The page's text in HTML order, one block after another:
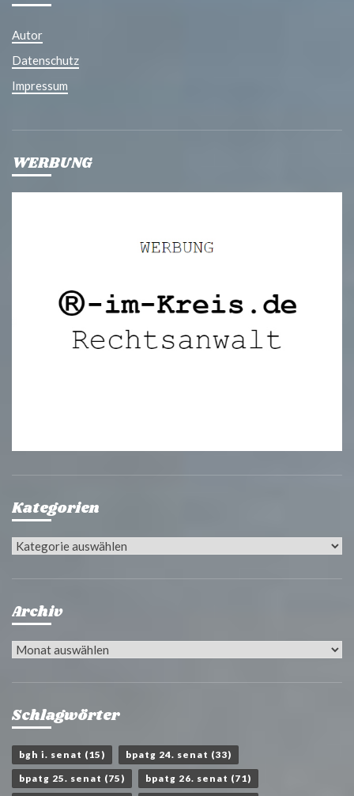
Autor
Datenschutz
Impressum
WERBUNG
Kategorien
Kategorien
Archiv
Archiv
Schlagwörter
bgh i. senat (15) bpatg 24. senat (33)
bpatg 25. senat (75) bpatg 26. senat (71)